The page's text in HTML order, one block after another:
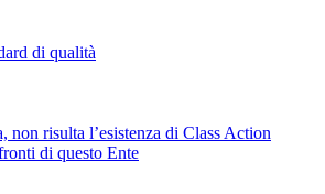
di qualità
non risulta l’esistenza di Class Action
di questo Ente